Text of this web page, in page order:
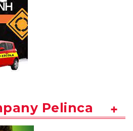
Pelinca